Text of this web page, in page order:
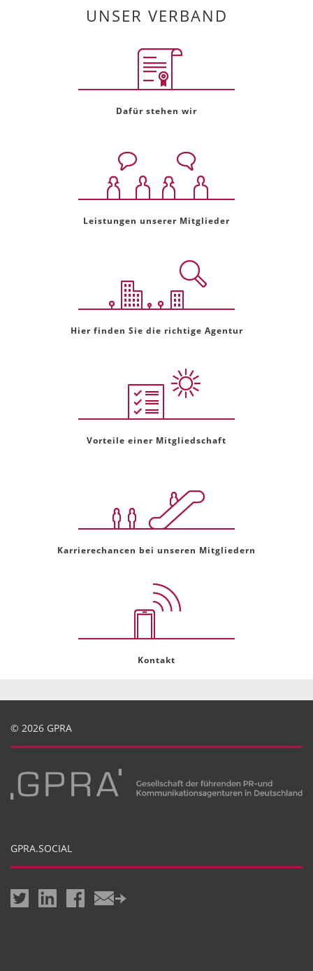
UNSER VERBAND
Dafür stehen wir
Leistungen unserer Mitglieder
Hier finden Sie die richtige Agentur
Vorteile einer Mitgliedschaft
Karrierechancen bei unseren Mitgliedern
Kontakt
© 2026 GPRA
GPRA.SOCIAL